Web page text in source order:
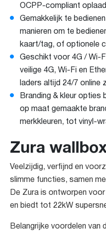
OCPP-compliant
Gemakkelijk te
manieren om te
kaart/tag, of optionele
Geschikt voor 4G / Wi-
veilige 4G, Wi-Fi en
laders altijd 24/7 online
Branding & kleur opties
op maat gemaakte
merkkleuren, tot vinyl-
Zura
Veelzijdig, verfijnd en
slimme functies, samen
De Zura is ontworpen
en biedt tot 22kW
Belangrijke voordelen van